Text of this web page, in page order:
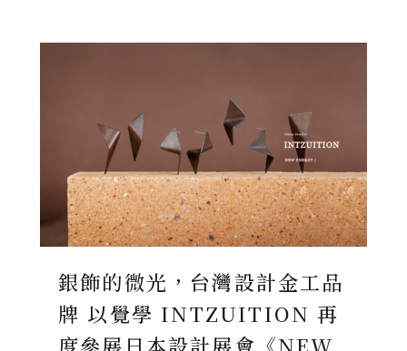
銀飾的微光，台灣設計金工品
牌 以覺學 INTZUITION 再
度參展日本設計展會《NEW